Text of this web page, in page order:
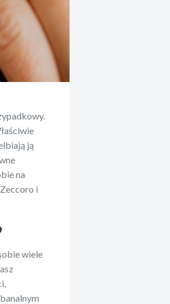
ją
na
i
wiele